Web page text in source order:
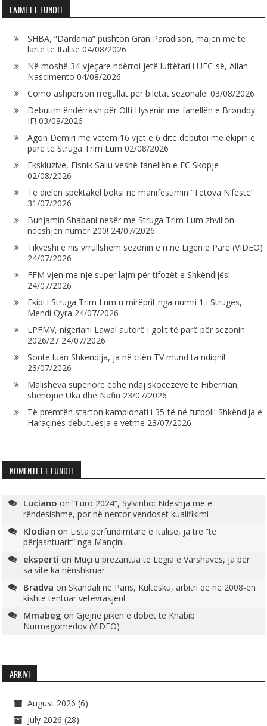
LAJMET E FUNDIT
SHBA, “Dardania” pushton Gran Paradison, majën më të
lartë të Italisë 04/08/2026
Në moshë 34-vjeçare ndërroi jetë luftëtari i UFC-së, Allan
Nascimento 04/08/2026
Como ashpërson rregullat për biletat sezonale! 03/08/2026
Debutim ëndërrash për Olti Hysenin me fanellën e Brøndby
IF! 03/08/2026
Agon Demiri me vetëm 16 vjet e 6 ditë debutoi me ekipin e
parë të Struga Trim Lum 02/08/2026
Ekskluzive, Fisnik Saliu veshë fanellën e FC Skopje
02/08/2026
Të dielën spektakël boksi në manifestimin “Tetova N’festë”
31/07/2026
Bunjamin Shabani nesër me Struga Trim Lum zhvillon
ndeshjen numër 200! 24/07/2026
Tikveshi e nis vrrullshëm sezonin e ri në Ligën e Parë (VIDEO)
24/07/2026
FFM vjen me një super lajm për tifozët e Shkëndijës!
24/07/2026
Ekipi i Struga Trim Lum u mirëprit nga numri 1 i Strugës,
Mendi Qyra 24/07/2026
LPFMV, nigeriani Lawal autorë i golit të parë për sezonin
2026/27 24/07/2026
Sonte luan Shkëndija, ja në cilën TV mund ta ndiqni!
23/07/2026
Malisheva superiore edhe ndaj skocezëve të Hibernian,
shënojnë Uka dhe Nafiu 23/07/2026
Të premtën starton kampionati i 35-të në futboll! Shkëndija e
Haraçinës debutuesja e vetme 23/07/2026
KOMENTET E FUNDIT
Luciano on“Euro 2024”, Sylvinho: Ndeshja më e
rëndësishme, por në nëntor vendoset kualifikimi
Klodian on Lista përfundimtare e Italisë, ja tre “të
përjashtuarit” nga Mançini
eksperti on Muçi u prezantua te Legia e Varshavës, ja për
sa vite ka nënshkruar
Bradva onSkandali në Paris, Kultesku, arbitri që në 2008-ën
kishte tentuar vetëvrasjen!
Mmabeg onGjejnë pikën e dobët të Khabib
Nurmagomedov (VIDEO)
ARKIVI
August 2026 (6)
July 2026 (28)